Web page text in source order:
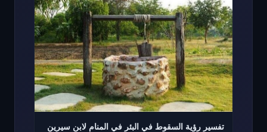
تفسير رؤية السقوط في البئر في المنام لابن سيرين